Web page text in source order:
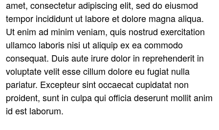
amet, consectetur adipiscing elit, sed do eiusmod
tempor incididunt ut labore et dolore magna aliqua.
Ut enim ad minim veniam, quis nostrud exercitation
ullamco laboris nisi ut aliquip ex ea commodo
consequat. Duis aute irure dolor in reprehenderit in
voluptate velit esse cillum dolore eu fugiat nulla
pariatur. Excepteur sint occaecat cupidatat non
proident, sunt in culpa qui officia deserunt mollit anim
id est laborum.